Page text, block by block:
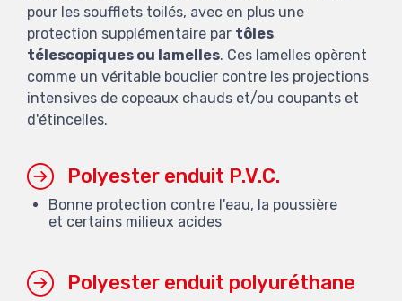
pour les soufflets toilés, avec en plus une
protection supplémentaire par tôles
télescopiques ou lamelles. Ces lamelles opèrent
comme un véritable bouclier contre les projections
intensives de copeaux chauds et/ou coupants et
d'étincelles.
Polyester enduit P.V.C.
Bonne protection contre l'eau, la poussière
et certains milieux acides
Polyester enduit polyuréthane